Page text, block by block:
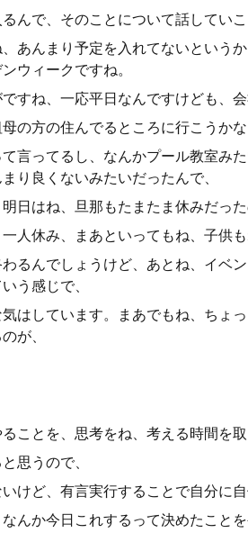
んで、そのことについて話していこ
あんまり予定を入れてないという
ウィークですね。
すね、一応平日なんですけども、
の方の住んでるところに行こうか
言ってるし、なんかプール教室み
り良くないみたいだったんで、
日はね、旦那もたまたま休みだっ
人休み、まあといってもね、子供
るんでしょうけど、あとね、イベ
う感じで、
はしています。まあでもね、ちょ
が、
ことを、思考をね、考える時間を
思うので、
けど、有言実行することで自分に自
んか今日これするって決めたこと